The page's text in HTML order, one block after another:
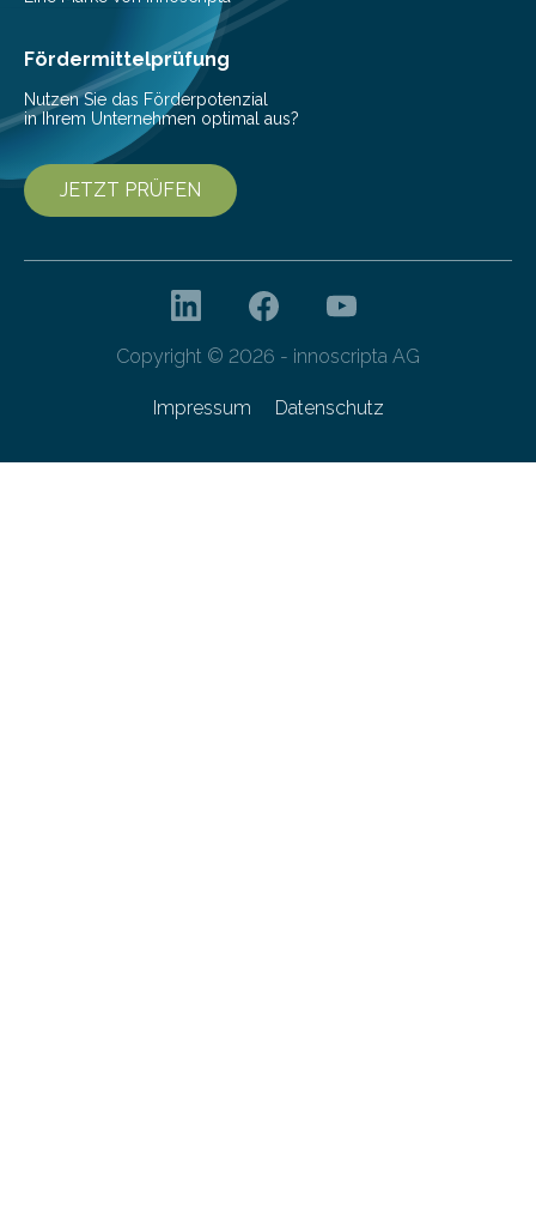
Ernährung zu sichern. Ohne sie besteht die weltweite
Gefahr erheblicher…
Fördermittelprüfung
Nutzen Sie das Förderpotenzial
in Ihrem Unternehmen optimal aus?
JETZT PRÜFEN
Copyright © 2026 - innoscripta AG
Impressum Datenschutz